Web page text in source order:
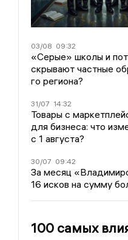
03/08 09:32
«Серые» школы и
скрывают частные
го региона?
31/07 14:32
Товары с
для бизнеса: что
с 1 августа?
30/07 09:42
За месяц
16 исков на сумму
100 самых